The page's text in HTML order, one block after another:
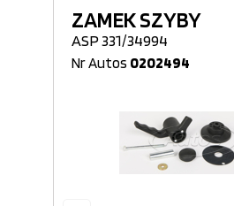
ZAMEK SZYBY
ASP 331/34994
Nr Autos 0202494